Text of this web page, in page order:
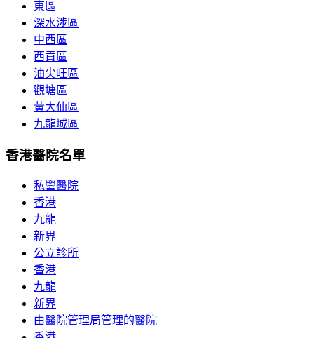
東區
深水涉區
中西區
西貢區
油尖旺區
觀塘區
黃大仙區
九龍城區
香港醫院名單
私營醫院
香港
九龍
新界
公立診所
香港
九龍
新界
由醫院管理局管理的醫院